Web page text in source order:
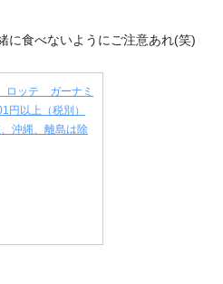
に食べないようにご注意あれ(笑)
ッテ ガーナミ
円以上（税別）
沖縄、離島は除